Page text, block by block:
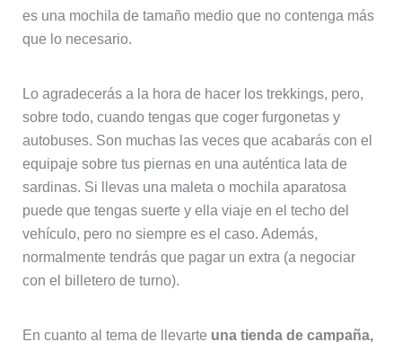
es una mochila de tamaño medio que no contenga más
que lo necesario.
Lo agradecerás a la hora de hacer los trekkings, pero,
sobre todo, cuando tengas que coger furgonetas y
autobuses. Son muchas las veces que acabarás con el
equipaje sobre tus piernas en una auténtica lata de
sardinas. Si llevas una maleta o mochila aparatosa
puede que tengas suerte y ella viaje en el techo del
vehículo, pero no siempre es el caso. Además,
normalmente tendrás que pagar un extra (a negociar
con el billetero de turno).
En cuanto al tema de llevarte una tienda de campaña,